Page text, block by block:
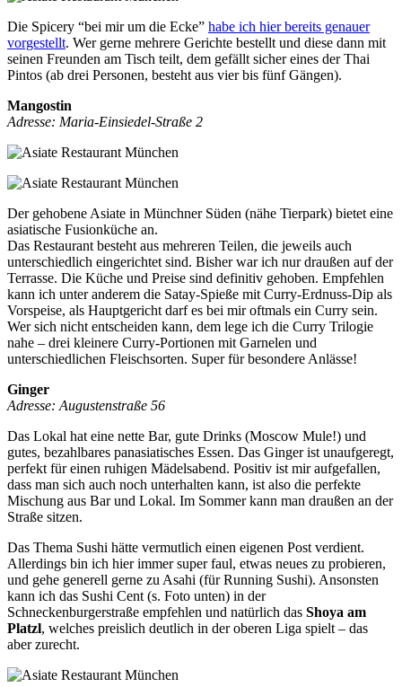
Die Spicery “bei mir um die Ecke” habe ich hier bereits genauer
vorgestellt. Wer gerne mehrere Gerichte bestellt und diese dann mit
seinen Freunden am Tisch teilt, dem gefällt sicher eines der Thai
Pintos (ab drei Personen, besteht aus vier bis fünf Gängen).
Mangostin
Adresse: Maria-Einsiedel-Straße 2
Der gehobene Asiate in Münchner Süden (nähe Tierpark) bietet eine
asiatische Fusionküche an.
Das Restaurant besteht aus mehreren Teilen, die jeweils auch
unterschiedlich eingerichtet sind. Bisher war ich nur draußen auf der
Terrasse. Die Küche und Preise sind definitiv gehoben. Empfehlen
kann ich unter anderem die Satay-Spieße mit Curry-Erdnuss-Dip als
Vorspeise, als Hauptgericht darf es bei mir oftmals ein Curry sein.
Wer sich nicht entscheiden kann, dem lege ich die Curry Trilogie
nahe – drei kleinere Curry-Portionen mit Garnelen und
unterschiedlichen Fleischsorten. Super für besondere Anlässe!
Ginger
Adresse: Augustenstraße 56
Das Lokal hat eine nette Bar, gute Drinks (Moscow Mule!) und
gutes, bezahlbares panasiatisches Essen. Das Ginger ist unaufgeregt,
perfekt für einen ruhigen Mädelsabend. Positiv ist mir aufgefallen,
dass man sich auch noch unterhalten kann, ist also die perfekte
Mischung aus Bar und Lokal. Im Sommer kann man draußen an der
Straße sitzen.
Das Thema Sushi hätte vermutlich einen eigenen Post verdient.
Allerdings bin ich hier immer super faul, etwas neues zu probieren,
und gehe generell gerne zu Asahi (für Running Sushi). Ansonsten
kann ich das Sushi Cent (s. Foto unten) in der
Schneckenburgerstraße empfehlen und natürlich das Shoya am
Platzl, welches preislich deutlich in der oberen Liga spielt – das
aber zurecht.